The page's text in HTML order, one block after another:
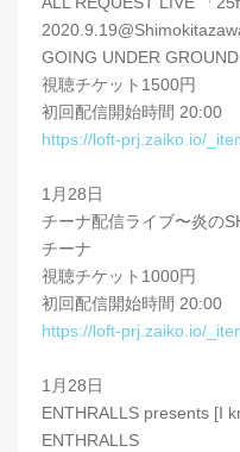
GOING UNDER GROUND
視聴チケット1500円
初回配信開始時間 20:00
https://loft-prj.zaiko.io/
1月28日
チーナ配信ライブ〜炎の
チーナ
視聴チケット1000円
初回配信開始時間 20:00
https://loft-prj.zaiko.io/
1月28日
ENTHRALLS presents [I
ENTHRALLS